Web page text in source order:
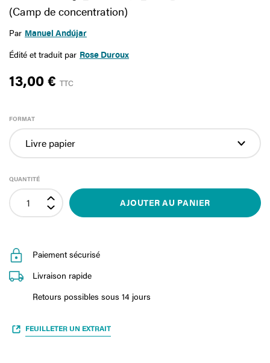
(Camp de concentration)
Par Manuel Andújar
Édité et traduit par Rose Duroux
13,00 € TTC
FORMAT
QUANTITÉ
AJOUTER AU PANIER
Paiement sécurisé
Livraison rapide
Retours possibles sous 14 jours
FEUILLETER UN EXTRAIT